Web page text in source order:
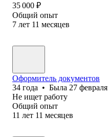
35 000 ₽
Общий опыт
7 лет 11 месяцев
Оформитель документов
34 года • Была 27 февраля
Не ищет работу
Общий опыт
11 лет 11 месяцев